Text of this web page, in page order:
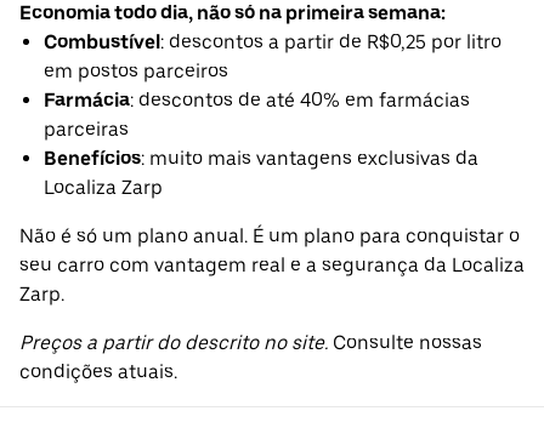
Economia todo dia, não só na primeira semana:
Combustível: descontos a partir de R$0,25 por litro
em postos parceiros
Farmácia: descontos de até 40% em farmácias
parceiras
Benefícios: muito mais vantagens exclusivas da
Localiza Zarp
Não é só um plano anual. É um plano para conquistar o
seu carro com vantagem real e a segurança da Localiza
Zarp.
Preços a partir do descrito no site. Consulte nossas
condições atuais.